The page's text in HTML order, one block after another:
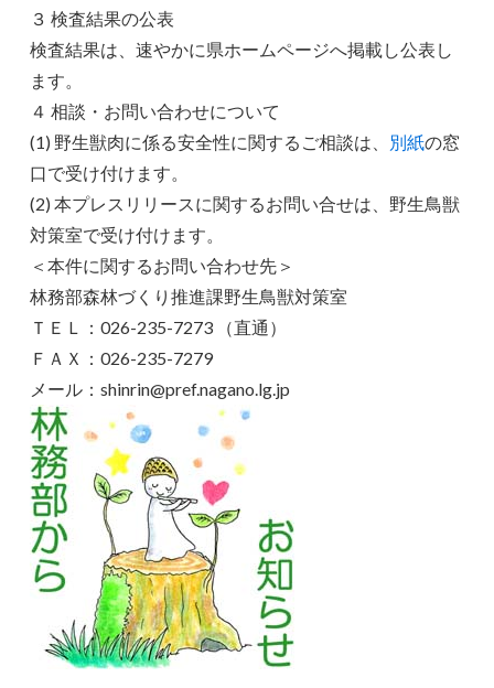
３ 検査結果の公表
検査結果は、速やかに県ホームページへ掲載し公表し
ます。
４ 相談・お問い合わせについて
(1) 野生獣肉に係る安全性に関するご相談は、 別紙の窓
口で受け付けます。
(2) 本プレスリリースに関するお問い合せは、野生鳥獣
対策室で受け付けます。
＜本件に関するお問い合わせ先＞
林務部森林づくり推進課野生鳥獣対策室
ＴＥＬ：026-235-7273 （直通）
ＦＡＸ：026-235-7279
メール：shinrin@pref.nagano.lg.jp